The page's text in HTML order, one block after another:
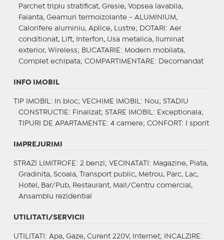
Parchet triplu stratificat, Gresie, Vopsea lavabila,
Faianta, Geamuri termoizolante - ALUMINIUM,
Calorifere aluminiu, Aplice, Lustre;
DOTARI : Aer
conditionat, Lift, Interfon, Usa metalica, Iluminat
exterior, Wireless; BUCATARIE : Modern mobilata,
Complet echipata; COMPARTIMENTARE : Decomandat
INFO IMOBIL
TIP IMOBIL : In bloc; VECHIME IMOBIL : Nou; STADIU
CONSTRUCTIE : Finalizat; STARE IMOBIL : Exceptionala;
TIPURI DE APARTAMENTE : 4 camere; CONFORT : I sporit
IMPREJURIMI
STRAZI LIMITROFE : 2 benzi; VECINATATI : Magazine, Piata,
Gradinita, Scoala, Transport public, Metrou, Parc, Lac,
Hotel, Bar/Pub, Restaurant, Mall/Centru comercial,
Ansamblu rezidential
UTILITATI/SERVICII
UTILITATI : Apa, Gaze, Curent 220V, Internet; INCALZIRE :